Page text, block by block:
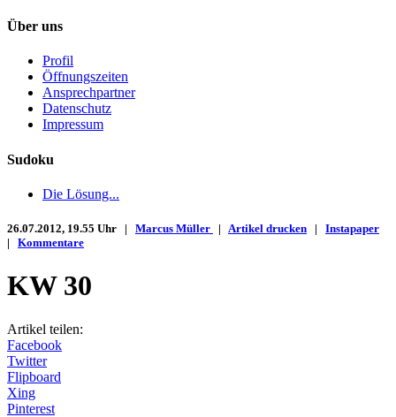
Über uns
Profil
Öffnungszeiten
Ansprechpartner
Datenschutz
Impressum
Sudoku
Die Lösung...
26.07.2012, 19.55 Uhr | Marcus Müller | Artikel drucken | Instapaper
| Kommentare
KW 30
Artikel teilen:
Facebook
Twitter
Flipboard
Xing
Pinterest